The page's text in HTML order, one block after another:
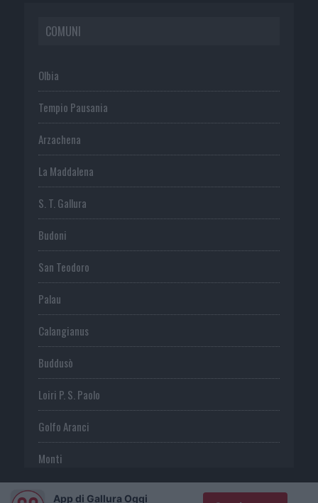
COMUNI
Olbia
Tempio Pausania
Arzachena
La Maddalena
S. T. Gallura
Budoni
San Teodoro
Palau
Calangianus
Buddusò
Loiri P. S. Paolo
Golfo Aranci
Monti
Telti
App di Gallura Oggi